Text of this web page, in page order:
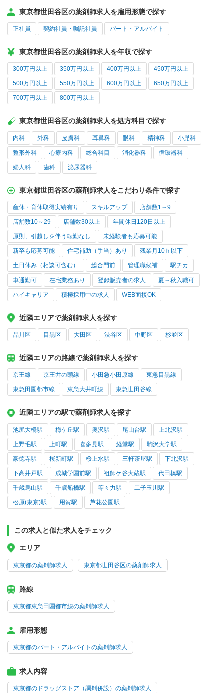
東京都世田谷区の薬剤師求人を雇用形態で探す
正社員 契約社員・嘱託社員 パート・アルバイト
東京都世田谷区の薬剤師求人を年収で探す
300万円以上 350万円以上 400万円以上 450万円以上
500万円以上 550万円以上 600万円以上 650万円以上
700万円以上 800万円以上
東京都世田谷区の薬剤師求人を処方科目で探す
内科 外科 皮膚科 耳鼻科 眼科 精神科 小児科
整形外科 心療内科 総合科目 消化器科 循環器科
婦人科 歯科 泌尿器科
東京都世田谷区の薬剤師求人をこだわり条件で探す
産休・育休取得実績有り スキルアップ 店舗数1～9
店舗数10～29 店舗数30以上 年間休日120日以上
原則、引越しを伴う転勤なし 未経験者も応募可能
新卒も応募可能 住宅補助（手当）あり 残業月10ｈ以下
土日休み（相談可含む） 総合門前 管理職候補 駅チカ
車通勤可 在宅業務あり 登録販売者の求人 夏～秋入職可
ハイキャリア 積極採用中の求人 WEB面接OK
近隣エリアで薬剤師求人を探す
品川区 目黒区 大田区 渋谷区 中野区 杉並区
近隣エリアの路線で薬剤師求人を探す
京王線 京王井の頭線 小田急小田原線 東急目黒線
東急田園都市線 東急大井町線 東急世田谷線
近隣エリアの駅で薬剤師求人を探す
池尻大橋駅 梅ケ丘駅 奥沢駅 尾山台駅 上北沢駅
上野毛駅 上町駅 喜多見駅 経堂駅 駒沢大学駅
豪徳寺駅 桜新町駅 桜上水駅 三軒茶屋駅 下北沢駅
下高井戸駅 成城学園前駅 祖師ケ谷大蔵駅 代田橋駅
千歳烏山駅 千歳船橋駅 等々力駅 二子玉川駅
松原(東京)駅 用賀駅 芦花公園駅
この求人と似た求人をチェック
エリア
東京都の薬剤師求人 東京都世田谷区の薬剤師求人
路線
東京都東急田園都市線の薬剤師求人
雇用形態
東京都のパート・アルバイトの薬剤師求人
求人内容
東京都のドラッグストア（調剤併設）の薬剤師求人